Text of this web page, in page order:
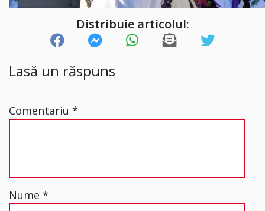
Distribuie articolul:
Lasă un răspuns
Comentariu *
Nume *